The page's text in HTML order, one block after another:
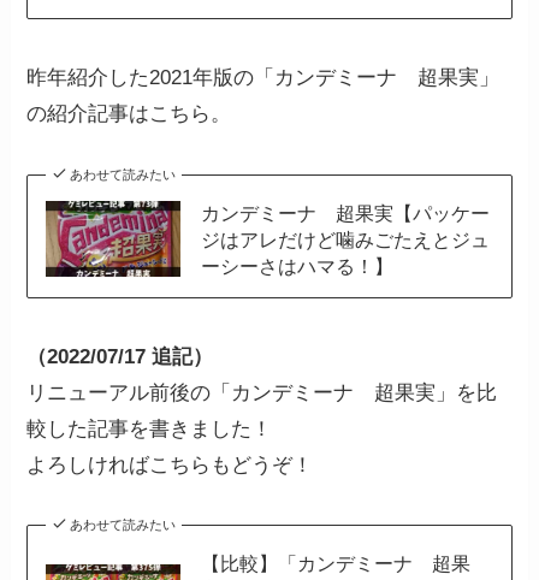
昨年紹介した2021年版の「カンデミーナ 超果実」
の紹介記事はこちら。
あわせて読みたい
カンデミーナ 超果実【パッケー
ジはアレだけど噛みごたえとジュ
ーシーさはハマる！】
（2022/07/17 追記）
リニューアル前後の「カンデミーナ 超果実」を比
較した記事を書きました！
よろしければこちらもどうぞ！
あわせて読みたい
【比較】「カンデミーナ 超果